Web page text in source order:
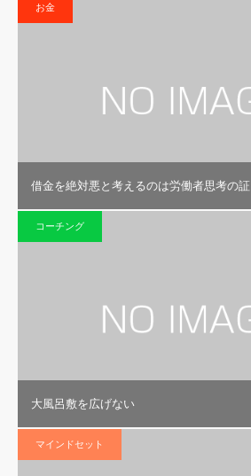
お金
借金を絶対悪と考えるのは労働者思考の証
コーチング
大風呂敷を広げない
マインドセット